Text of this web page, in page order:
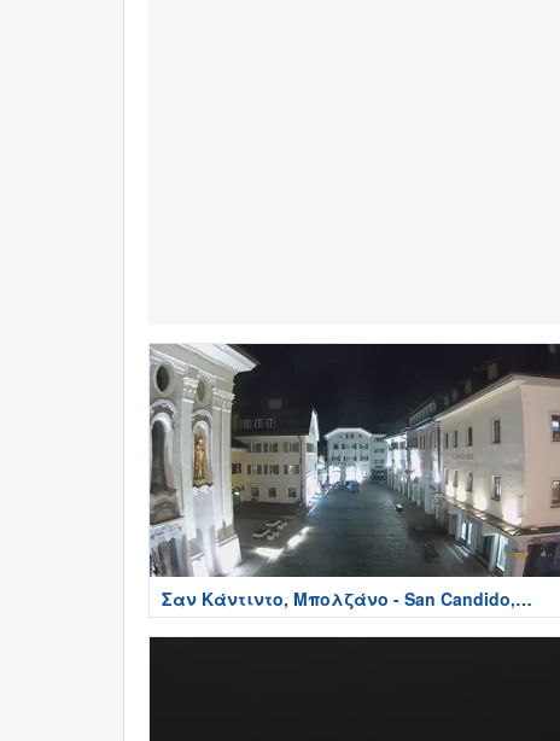
Σαν Κάντιντο, Μπολζάνο - San Candido,
Bolzano